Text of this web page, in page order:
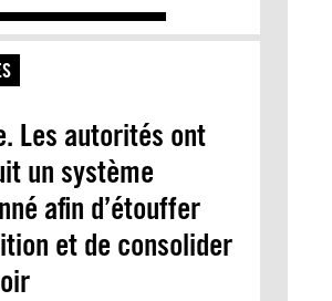
Les autorités ont
un système
afin d’étouffer
et de consolider